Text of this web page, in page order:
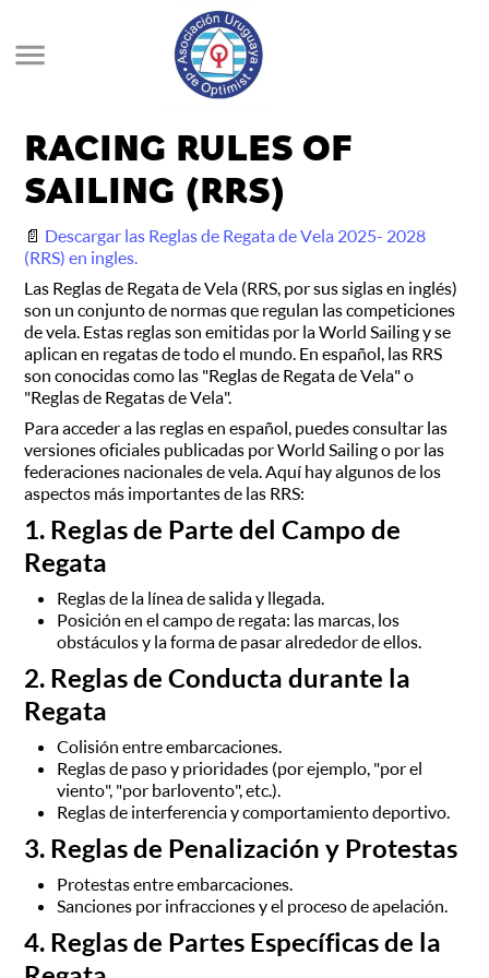
RACING RULES OF
SAILING (RRS)
📄 Descargar las Reglas de Regata de Vela 2025- 2028
(RRS) en ingles.
Las Reglas de Regata de Vela (RRS, por sus siglas en inglés)
son un conjunto de normas que regulan las competiciones
de vela. Estas reglas son emitidas por la World Sailing y se
aplican en regatas de todo el mundo. En español, las RRS
son conocidas como las "Reglas de Regata de Vela" o
"Reglas de Regatas de Vela".
Para acceder a las reglas en español, puedes consultar las
versiones oficiales publicadas por World Sailing o por las
federaciones nacionales de vela. Aquí hay algunos de los
aspectos más importantes de las RRS:
1. Reglas de Parte del Campo de
Regata
Reglas de la línea de salida y llegada.
Posición en el campo de regata: las marcas, los
obstáculos y la forma de pasar alrededor de ellos.
2. Reglas de Conducta durante la
Regata
Colisión entre embarcaciones.
Reglas de paso y prioridades (por ejemplo, "por el
viento", "por barlovento", etc.).
Reglas de interferencia y comportamiento deportivo.
3. Reglas de Penalización y Protestas
Protestas entre embarcaciones.
Sanciones por infracciones y el proceso de apelación.
4. Reglas de Partes Específicas de la